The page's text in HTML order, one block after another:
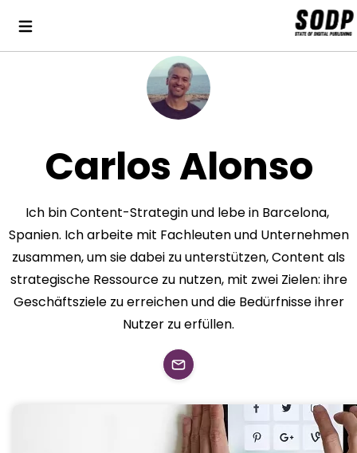
Carlos Alonso
Ich bin Content-Strategin und lebe in Barcelona, ​​
Spanien. Ich arbeite mit Fachleuten und Unternehmen
zusammen, um sie dabei zu unterstützen, Content als
strategische Ressource zu nutzen, mit zwei Zielen: ihre
Geschäftsziele zu erreichen und die Bedürfnisse ihrer
Nutzer zu erfüllen.